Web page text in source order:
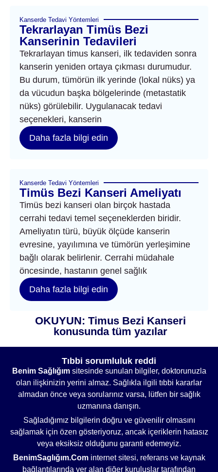
Kanserde Tedavi Yöntemleri
Tekrarlayan Timüs Bezi
Kanserinin Tedavileri
Tekrarlayan timus kanseri, ilk tedaviden sonra
kanserin yeniden ortaya çıkması durumudur.
Bu durum, tümörün ilk yerinde (lokal nüks) ya
da vücudun başka bölgelerinde (metastatik
nüks) görülebilir. Uygulanacak tedavi
seçenekleri, kanserin
Daha fazla bilgi edin
Kanserde Tedavi Yöntemleri
Timüs Bezi Kanseri Ameliyatı
Timüs bezi kanseri olan birçok hastada
cerrahi tedavi temel seçeneklerden biridir.
Ameliyatın türü, büyük ölçüde kanserin
evresine, yayılımına ve tümörün yerleşimine
bağlı olarak belirlenir. Cerrahi müdahale
öncesinde, hastanın genel sağlık
Daha fazla bilgi edin
OKUYUN: Timus Bezi Kanseri
konusunda tüm yazılar
Tıbbi sorumluluk reddi
Benim Sağlığımsitesinde sunulan bilgiler, doktorunuzla
olan ilişkinizin yerini almaz. Sağlıkla ilgili tıbbi kararlar
almadan önce veya sorularınız varsa, lütfen bir sağlık
uzmanına danışın.
Sağladığımız bilgilerin doğru ve güvenilir olmasını
sağlamak için özen gösteriyoruz, ancak içeriklerin hatasız
veya eksiksiz olduğunu garanti edemeyiz.
BenimSaglığım.Cominternet sitesi, referans ve kaynak
bağlantılarında yer alan diğer kuruluşlar tarafından